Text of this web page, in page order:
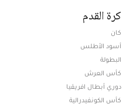
كرة القدم
كان
أسود الأطلس
البطولة
كأس العرش
دوري أبطال افريقيا
كأس الكونفيدرالية